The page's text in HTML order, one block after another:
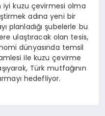
iyi kuzu çevirmesi olma
adına yeni bir
planladığı şubelerle bu
ulaştıracak olan tesis,
dünyasında temsil
ile kuzu çevirme
Türk mutfağının
hedefliyor.